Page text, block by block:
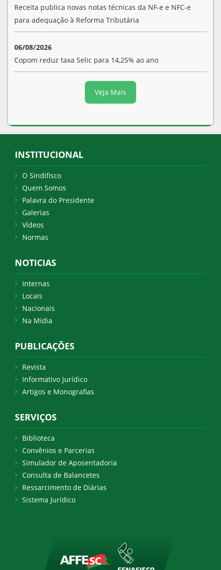
Receita publica novas notas técnicas da NF-e e NFC-e
para adequação à Reforma Tributária
06/08/2026
Copom reduz taxa Selic para 14,25% ao ano
Veja Mais
INSTITUCIONAL
O Sindifisco
Quem Somos
Palavra do Presidente
Galerias
Vídeos
Normas
NOTICIAS
Internas
Locais
Nacionais
Na Mídia
PUBLICAÇÕES
Revista
Informativo Jurídico
Artigos e Monografias
SERVIÇOS
Biblioteca
Convênios e Parcerias
Simulador de Aposentadoria
Consulta de Balancetes
Ressarcimento de Diárias
Sistema Jurídico